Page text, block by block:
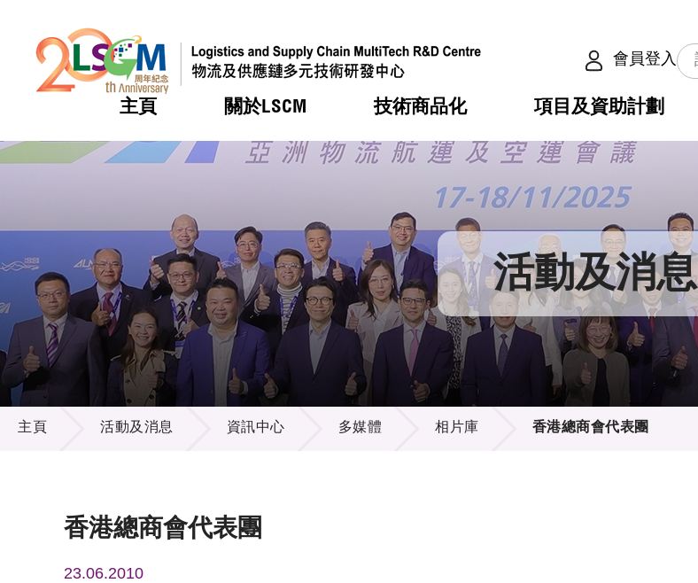
會員登入
主頁 關於LSCM
熱門 機構簡介
組織架構
組織架構
董事局
研究顧問
招標通告
技術商品化
熱門 服務
可獲授權之技術
應用於公共服務之創新技術
重點項目
項目及資助計劃
熱門 合作計劃
資助計劃
資助計劃
稅務優惠
申請
評審
徵求研發項目計劃書
項目資料庫
熱門 活動
獎項
新聞中心
媒體報導
新聞稿
資訊中心
多媒體
出版刊物
熱門 會籍及服務
會員列表
會員登入 活動及消息
活動及消息
主頁 活動及消息 資訊中心 多媒體 相片庫 香港總商會代表團
香港總商會代表團
23.06.2010